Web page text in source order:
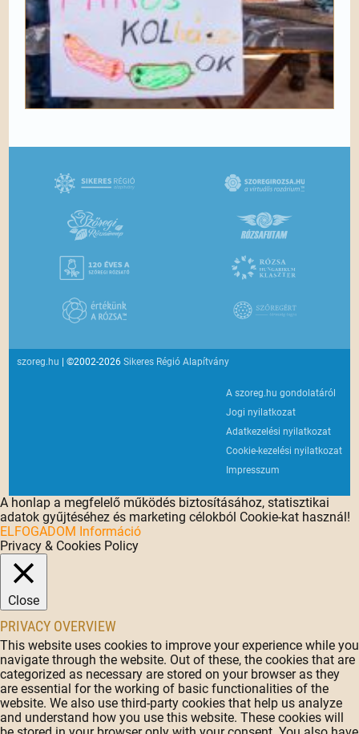
szoreg.hu | ©2002-2026Sikeres Régió Alapítvány
A szoreg.hu gondolatáról
Jogi nyilatkozat
Adatkezelési nyilatkozat
Cookie-kezelési nyilatkozat
Impresszum
A honlap a megfelelő működés biztosításához, statisztikai
adatok gyűjtéséhez és marketing célokból Cookie-kat használ!
ELFOGADOM Információ
Privacy & Cookies Policy
Close
PRIVACY OVERVIEW
This website uses cookies to improve your experience while you
navigate through the website. Out of these, the cookies that are
categorized as necessary are stored on your browser as they
are essential for the working of basic functionalities of the
website. We also use third-party cookies that help us analyze
and understand how you use this website. These cookies will